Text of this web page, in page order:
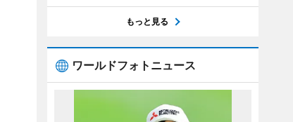
もっと見る
ワールドフォトニュース